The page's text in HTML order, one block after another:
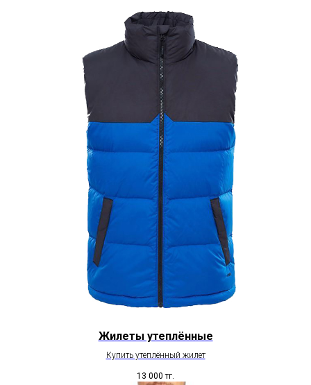
Жилеты утеплённые
Купить утеплённый жилет
13 000 тг.